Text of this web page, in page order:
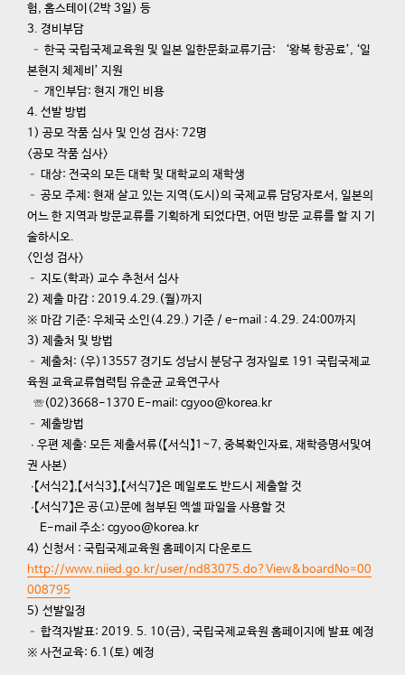
험, 홈스테이(2박 3일) 등
3. 경비부담
– 한국 국립국제교육원 및 일본 일한문화교류기금: ‘왕복 항공료’, ‘일
본현지 체제비’ 지원
– 개인부담: 현지 개인 비용
4. 선발 방법
1) 공모 작품 심사 및 인성 검사: 72명
<공모 작품 심사>
– 대상: 전국의 모든 대학 및 대학교의 재학생
– 공모 주제: 현재 살고 있는 지역(도시)의 국제교류 담당자로서, 일본의
어느 한 지역과 방문교류를 기획하게 되었다면, 어떤 방문 교류를 할 지 기
술하시오.
<인성 검사>
– 지도(학과) 교수 추천서 심사
2) 제출 마감 : 2019.4.29.(월)까지
※ 마감 기준: 우체국 소인(4.29.) 기준 / e-mail : 4.29. 24:00까지​
3) 제출처 및 방법
– 제출처: (우)13557 경기도 성남시 분당구 정자일로 191 국립국제교
육원 교육교류협력팀 유춘균 교육연구사
☏(02)3668-1370 E-mail: cgyoo@korea.kr
– 제출방법
∙ 우편 제출: 모든 제출서류(【서식】1~7, 중복확인자료, 재학증명서및여
권 사본)
∙【서식2】,【서식3】,【서식7】은 메일로도 반드시 제출할 것
∙【서식7】은 공(고)문에 첨부된 엑셀 파일을 사용할 것
E-mail 주소: cgyoo@korea.kr
4) 신청서 : 국립국제교육원 홈페이지 다운로드
http://www.niied.go.kr/user/nd83075.do?View&boardNo=00
008795
5) 선발일정
– 합격자발표: 2019. 5. 10(금), 국립국제교육원 홈페이지에 발표 예정
※ 사전교육: 6.1(토) 예정